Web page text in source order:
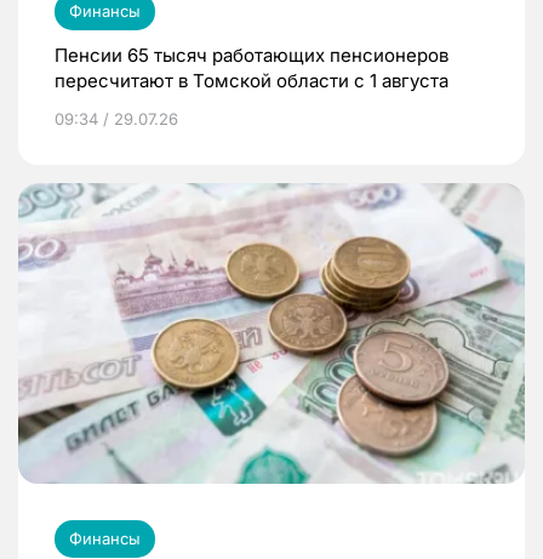
Финансы
Пенсии 65 тысяч работающих пенсионеров
пересчитают в Томской области с 1 августа
09:34 / 29.07.26
Финансы